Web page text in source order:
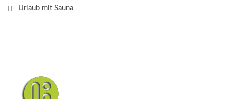
Urlaub mit Sauna